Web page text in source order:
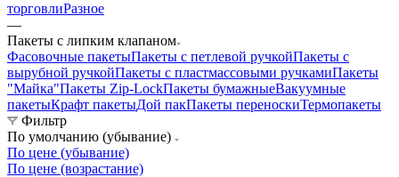
торговлиРазное
—
Пакеты с липким клапаном
Фасовочные пакетыПакеты с петлевой ручкойПакеты с
вырубной ручкойПакеты с пластмассовыми ручкамиПакеты
"Майка"Пакеты Zip-LockПакеты бумажныеВакуумные
пакетыКрафт пакетыДой пакПакеты переноскиТермопакеты
Фильтр
По умолчанию (убывание)
По цене (убывание)
По цене (возрастание)